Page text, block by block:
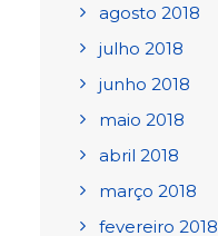
agosto 2018
julho 2018
junho 2018
maio 2018
abril 2018
março 2018
fevereiro 2018